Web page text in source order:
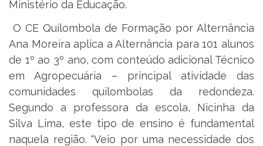
Ministério da Educação.
O CE Quilombola de Formação por Alternância
Ana Moreira aplica a Alternância para 101 alunos
de 1º ao 3º ano, com conteúdo adicional Técnico
em Agropecuária – principal atividade das
comunidades quilombolas da redondeza.
Segundo a professora da escola, Nicinha da
Silva Lima, este tipo de ensino é fundamental
naquela região. “Veio por uma necessidade dos